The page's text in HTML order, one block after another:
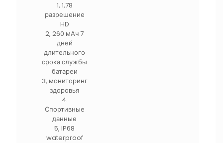
1, 1,78
разрешение
HD
2, 260 мАч 7
дней
длительного
срока службы
батареи
3, мониторинг
здоровья
4.
Спортивные
данные
5, IP68
waterproof